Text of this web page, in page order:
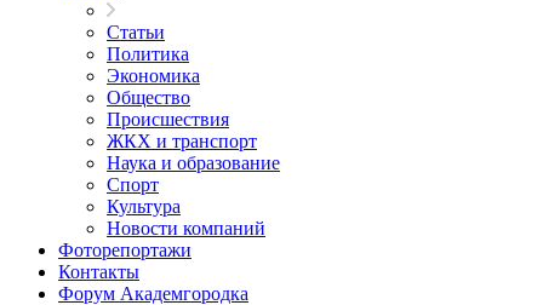
Статьи
Политика
Экономика
Общество
Происшествия
ЖКХ и транспорт
Наука и образование
Спорт
Культура
Новости компаний
Фоторепортажи
Контакты
Форум Академгородка